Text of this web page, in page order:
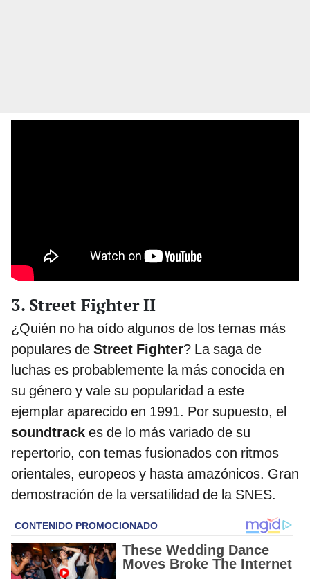
3. Street Fighter II
¿Quién no ha oído algunos de los temas más
populares de Street Fighter? La saga de
luchas es probablemente la más conocida en
su género y vale su popularidad a este
ejemplar aparecido en 1991. Por supuesto, el
soundtrack es de lo más variado de su
repertorio, con temas fusionados con ritmos
orientales, europeos y hasta amazónicos. Gran
demostración de la versatilidad de la SNES.